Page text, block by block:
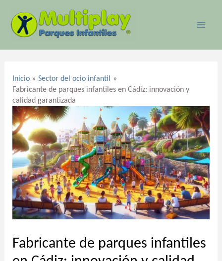
contenido
Inicio
Sector del ocio infantil
Fabricante de parques infantiles en Cádiz: innovación y
calidad garantizada
Fabricante de parques infantiles
entradas